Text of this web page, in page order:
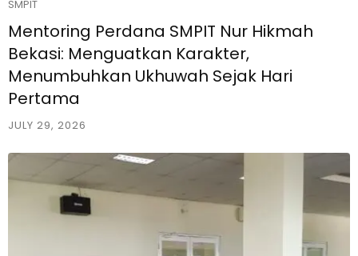
SMPIT
Mentoring Perdana SMPIT Nur Hikmah
Bekasi: Menguatkan Karakter,
Menumbuhkan Ukhuwah Sejak Hari
Pertama
JULY 29, 2026